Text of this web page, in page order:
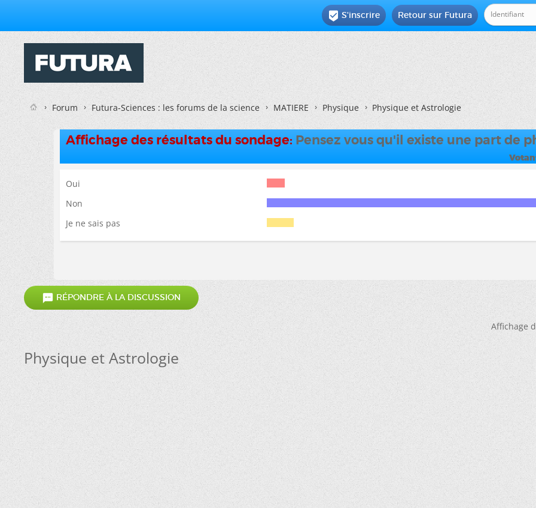
Retour sur Futura
 S'inscrire
Forum Futura-Sciences : les forums de la science MATIERE Physique Physique et Astrologie
Affichage des résultats du sondage: Pensez vous qu'il existe une part de
Oui
Non
Je ne sais pas
 RÉPONDRE À LA DISCUSSION
Affichage
Physique et Astrologie